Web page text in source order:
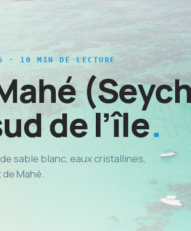
10 MIN DE LECTURE
de l’île
sable blanc, eaux cristallines,
Mahé.